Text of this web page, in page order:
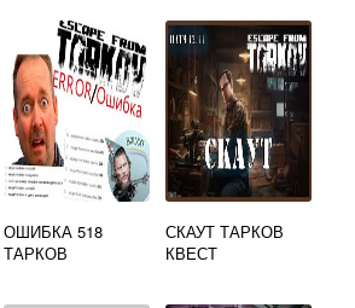
ОШИБКА 518
ТАРКОВ
СКАУТ ТАРКОВ
КВЕСТ